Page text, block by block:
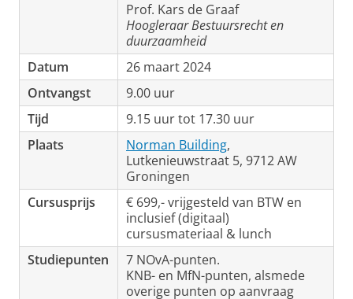
Prof. Kars de Graaf
Hoogleraar Bestuursrecht en
duurzaamheid
Datum
26 maart 2024
Ontvangst
9.00 uur
Tijd
9.15 uur tot 17.30 uur
Plaats
Norman Building,
Lutkenieuwstraat 5, 9712 AW
Groningen
Cursusprijs
€ 699,- vrijgesteld van BTW en
inclusief (digitaal)
cursusmateriaal & lunch
Studiepunten
7 NOvA-punten.
KNB- en MfN-punten, alsmede
overige punten op aanvraag